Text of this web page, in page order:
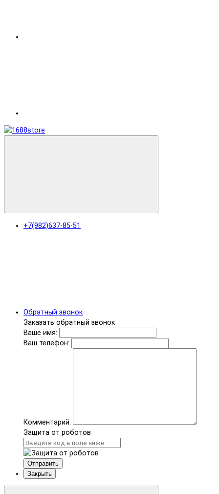
+7(982)637-85-51
Обратный звонок
Заказать обратный звонок
Ваше имя:
Ваш телефон:
Комментарий:
Защита от роботов
Отправить
Закрыть